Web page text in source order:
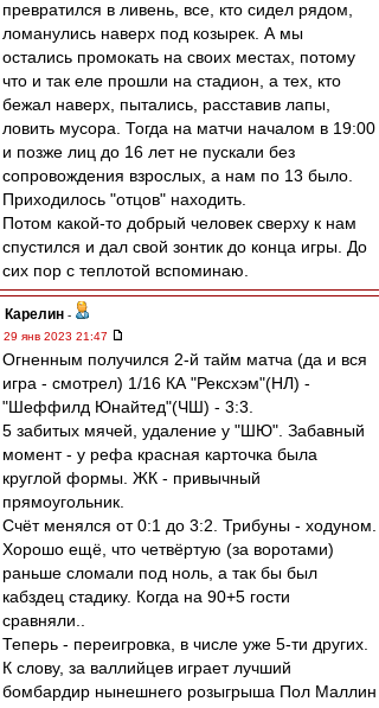
превратился в ливень, все, кто сидел рядом,
ломанулись наверх под козырек. А мы
остались промокать на своих местах, потому
что и так еле прошли на стадион, а тех, кто
бежал наверх, пытались, расставив лапы,
ловить мусора. Тогда на матчи началом в 19:00
и позже лиц до 16 лет не пускали без
сопровождения взрослых, а нам по 13 было.
Приходилось "отцов" находить.
Потом какой-то добрый человек сверху к нам
спустился и дал свой зонтик до конца игры. До
сих пор с теплотой вспоминаю.
Карелин -
29 янв 2023 21:47
Огненным получился 2-й тайм матча (да и вся
игра - смотрел) 1/16 КА "Рексхэм"(НЛ) -
"Шеффилд Юнайтед"(ЧШ) - 3:3.
5 забитых мячей, удаление у "ШЮ". Забавный
момент - у рефа красная карточка была
круглой формы. ЖК - привычный
прямоугольник.
Счёт менялся от 0:1 до 3:2. Трибуны - ходуном.
Хорошо ещё, что четвёртую (за воротами)
раньше сломали под ноль, а так бы был
кабздец стадику. Когда на 90+5 гости
сравняли..
Теперь - переигровка, в числе уже 5-ти других.
К слову, за валлийцев играет лучший
бомбардир нынешнего розыгрыша Пол Маллин